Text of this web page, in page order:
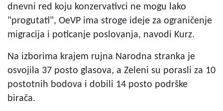
dnevni red koju konzervativci ne mogu lako
"progutati", OeVP ima stroge ideje za ograničenje
migracija i poticanje poslovanja, navodi Kurz.
Na izborima krajem rujna Narodna stranka je
osvojila 37 posto glasova, a Zeleni su porasli za 10
postotnih bodova i dobili 14 posto podrške
birača.